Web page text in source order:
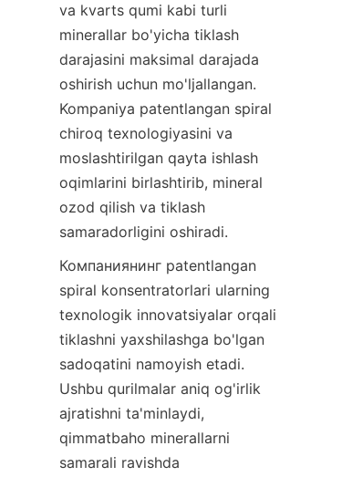
va kvarts qumi kabi turli
minerallar bo'yicha tiklash
darajasini maksimal darajada
oshirish uchun mo'ljallangan.
Kompaniya patentlangan spiral
chiroq texnologiyasini va
moslashtirilgan qayta ishlash
oqimlarini birlashtirib, mineral
ozod qilish va tiklash
samaradorligini oshiradi.
Компаниянинг patentlangan
spiral konsentratorlari ularning
texnologik innovatsiyalar orqali
tiklashni yaxshilashga bo'lgan
sadoqatini namoyish etadi.
Ushbu qurilmalar aniq og'irlik
ajratishni ta'minlaydi,
qimmatbaho minerallarni
samarali ravishda